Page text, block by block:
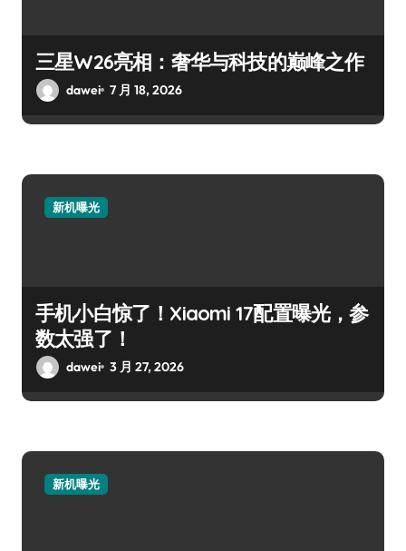
三星W26亮相：奢华与科技的巅峰之作
dawei 7 月 18, 2026
新机曝光
手机小白惊了！Xiaomi 17配置曝光，参
数太强了！
dawei 3 月 27, 2026
新机曝光